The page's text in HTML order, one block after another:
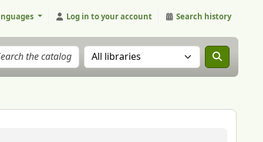
Log in to your account Search history
Search the catalog in: